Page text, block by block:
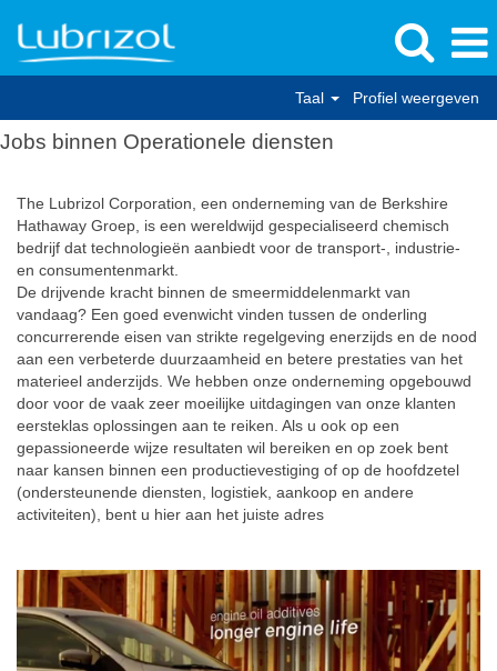
Taal Profiel weergeven
Jobs binnen Operationele diensten
The Lubrizol Corporation, een onderneming van de Berkshire
Hathaway Groep, is een wereldwijd gespecialiseerd chemisch
bedrijf dat technologieën aanbiedt voor de transport-, industrie-
en consumentenmarkt.
De drijvende kracht binnen de smeermiddelenmarkt van
vandaag? Een goed evenwicht vinden tussen de onderling
concurrerende eisen van strikte regelgeving enerzijds en de nood
aan een verbeterde duurzaamheid en betere prestaties van het
materieel anderzijds. We hebben onze onderneming opgebouwd
door voor de vaak zeer moeilijke uitdagingen van onze klanten
eersteklas oplossingen aan te reiken. Als u ook op een
gepassioneerde wijze resultaten wil bereiken en op zoek bent
naar kansen binnen een productievestiging of op de hoofdzetel
(ondersteunende diensten, logistiek, aankoop en andere
activiteiten), bent u hier aan het juiste adres